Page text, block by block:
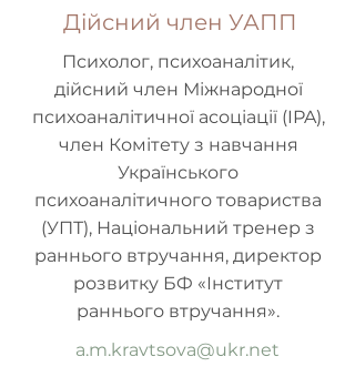
Дійсний член УАПП
Психолог, психоаналітик,
дійсний член Міжнародної
психоаналітичної асоціації (IPA),
член Комітету з навчання
Українського
психоаналітичного товариства
(УПТ), Національний тренер з
раннього втручання, директор
розвитку БФ «Інститут
раннього втручання».
a.m.kravtsova@ukr.net